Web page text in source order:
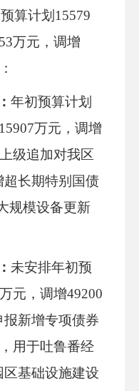
算计划 15579
万元，调增
年初预算计划
万元，调增
级追加对我区
超长期特别国债
规模设备更新
未安排年初预
元，调增49200
新增专项债券
用于吐鲁番经
基础设施建设